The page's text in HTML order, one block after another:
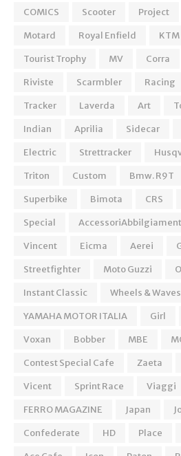
COMICS
Scooter Project
Motard
Royal Enfield KTM
Tourist Trophy
MV Corra
Riviste
Scarmbler Racing
Tracker
Laverda Art
Indian
Aprilia Sidecar
Electric
Strettracker
Triton
Custom Bmw. R9T
Superbike
Bimota CRS
Special
Vincent
Eicma Aerei
Streetfighter
Moto Guzzi
Instant Classic
Wheels & Waves
YAMAHA MOTOR ITALIA
Girl
Voxan
Bobber MBE
Contest Special Cafe
Zaeta
Vicent
Sprint Race Viaggi
FERRO MAGAZINE
Japan
Confederate
HD Place